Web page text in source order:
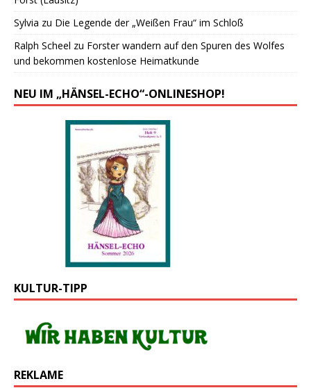
Sylvia zu Die Legende der „Weißen Frau“ im Schloß
Ralph Scheel zu Forster wandern auf den Spuren des Wolfes
und bekommen kostenlose Heimatkunde
NEU IM „HÄNSEL-ECHO“-ONLINESHOP!
KULTUR-TIPP
REKLAME